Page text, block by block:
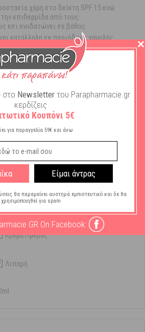
χάρη στο δείκτη SPF 15 ενώ
επιδερμίδα από τους
κσι ενυδατώνει σε βάθος
κατάλληλη σε περιόδους χαμηλής
και πάνω από την κρέμα θεραπείας για την
parabens
Ενυδάτωση
Κρέμα Ημέρας
Λιπαρή
στο Newsletter του Parapharmacie.gr
κερδίζεις
Κουπόνι 5€
για παραγγελία 59€ και άνω
Είμαι άντρας
θα παραμείνει αυστηρά εμπιστευτικό και δε θα
χρησιμοποιηθεί για spam
GR On Facebook: